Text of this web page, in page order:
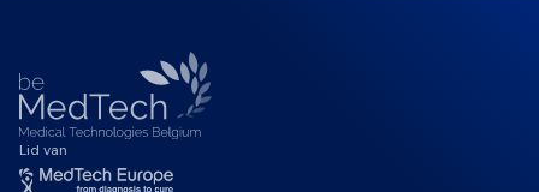
Lid van